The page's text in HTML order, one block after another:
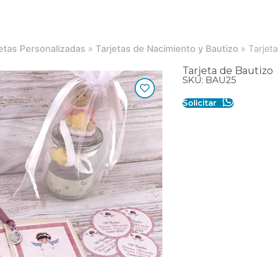
Personalizadas » Tarjetas de Nacimiento y Bautizo »
Tarjeta de Bautizo
SKU: BAU25
Solicitar